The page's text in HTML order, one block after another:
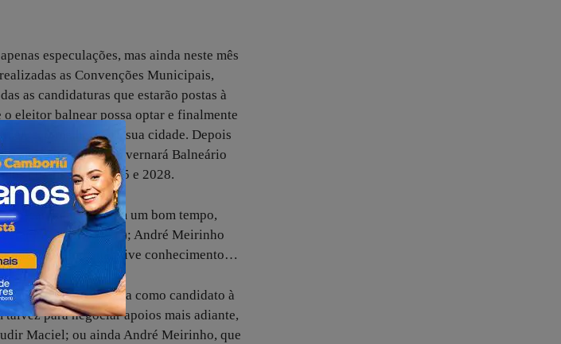
especulações, mas ainda neste mês
as Convenções Municipais,
as candidaturas que estarão postas à
o eleitor balnear possa optar e finalmente
o melhor para sua cidade. Depois
urnas aquele que governará Balneário
quatro anos: 2025 e 2028.
candidatos já tem um bom tempo,
Lee Grando (PL); André Meirinho
que ainda não tive conhecimento…
deve ser referendada como candidato à
para negociar apoios mais adiante,
Maciel; ou ainda André Meirinho, que